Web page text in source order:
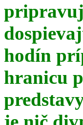
hodín
hranicu